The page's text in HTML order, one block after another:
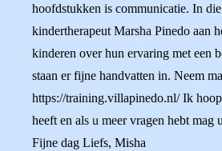
hoofdstukken is communicatie. In
kindertherapeut Marsha Pinedo aan
kinderen over hun ervaring met een
staan er fijne handvatten in. Neem
https://training.villapinedo.nl/ Ik
heeft en als u meer vragen hebt mag
Fijne dag Liefs, Misha